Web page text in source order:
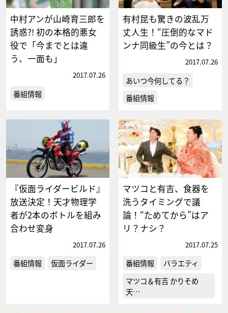
中村アンが山崎育三郎を
誘惑?! 初の本格的悪女
役で「今までとは違
う、一面も」
2017.07.26
番組情報
有村昆も驚きの波乱万
丈人生！“圧倒的なマド
ンナ同級生”の今とは？
2017.07.26
あいつ今何してる？
番組情報
『仮面ライダービルド』
放送決定！天才物理学
者が2本のボトルを組み
合わせ変身
2017.07.26
番組情報 仮面ライダー
マツコと有吉、食器を
洗うタイミングで議
論！“ためてから”はア
リ？ナシ？
2017.07.25
番組情報
バラエティ
マツコ＆有吉 かりそめ
天…